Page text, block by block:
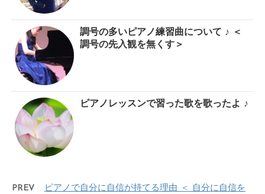
調号の多いピアノ練習曲について ♪ ＜
調号の先入観を無くす＞
ピアノレッスンで習った歌を歌ったよ ♪
PREV
ピアノで自分に自信が持てる理由 ＜ 自分に自信を